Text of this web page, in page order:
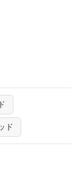
ド